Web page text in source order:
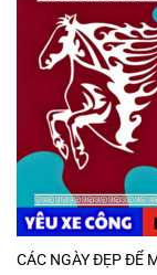
CÁC NGÀY ĐẸP ĐỂ